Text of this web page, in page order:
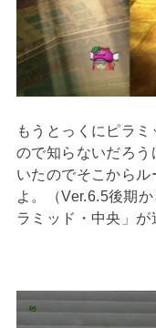
もうとっくにピラ
ので知らないだろ
いたのでそこから
よ。（Ver.6.5後期
ラミッド・中央」が